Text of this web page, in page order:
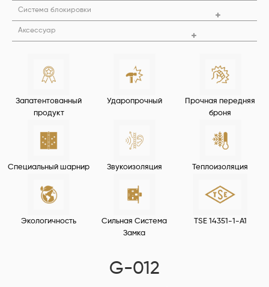
Система блокировки
Aксессуар
Запатентованный
продукт
Ударопрочный
Прочная передняя
броня
Специальный шарнир Звукоизоляция Теплоизоляция
Экологичность
Сильная Система
Замка
TSE 14351-1-A1
G-012